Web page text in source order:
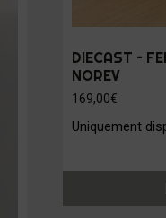
DIECAST –
NOREV
169,00€
Uniquement